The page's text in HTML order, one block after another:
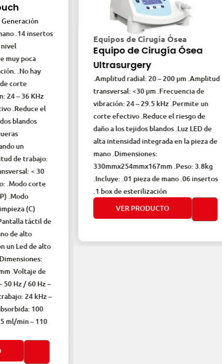
insertos
hay
36 KHz
el
trabajo:
< 30
corte
(C)
táctil de
alto
de alto
de
/ 60 Hz –
24 kHz –
100
– 110
Equipos de Cirugía Ósea
Equipo de Cirugía Ósea
Ultrasurgery
.Amplitud radial: 20 – 200 µm .Amplitud
transversal: <30 µm .Frecuencia de
vibración: 24 – 29.5 kHz .Permite un
corte efectivo .Reduce el riesgo de
daño a los tejidos blandos .Luz LED de
alta intensidad integrada en la pieza de
mano .Dimensiones:
330mmx254mmx167mm .Peso: 3.8kg
.Incluye: .01 pieza de mano .06 insertos
.1 box de esterilización
VER PRODUCTO